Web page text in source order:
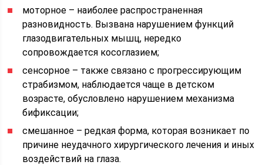
моторное – наиболее распространенная
разновидность. Вызвана нарушением функций
глазодвигательных мышц, нередко
сопровождается косоглазием;
сенсорное – также связано с прогрессирующим
страбизмом, наблюдается чаще в детском
возрасте, обусловлено нарушением механизма
бификсации;
смешанное – редкая форма, которая возникает по
причине неудачного хирургического лечения и иных
воздействий на глаза.